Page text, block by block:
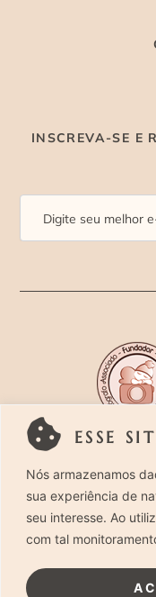
ESSE
Nós armazenamos
sua experiência de
seu interesse. Ao
com tal
INSCREVA-SE E
Rua Costa
SP. CEP 05429-
Direitos